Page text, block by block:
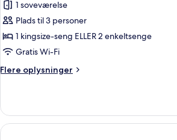
af
Premier
Deluxe
Ocean
1 soveværelse
Plads til 3 personer
1 kingsize-seng ELLER 2 enkeltsenge
Gratis Wi-Fi
Flere oplysninger
Flere
Deluxe
Ocean
View